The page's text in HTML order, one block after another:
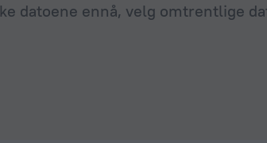
datoene ennå, velg omtrentlige